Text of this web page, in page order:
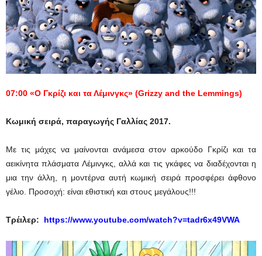
07:00 «O Γκρίζι και τα Λέμινγκς» (Grizzy and the Lemmings)
Κωμική σειρά, παραγωγής Γαλλίας 2017.
Με τις μάχες να μαίνονται ανάμεσα στον αρκούδο Γκρίζι και τα
αεικίνητα πλάσματα Λέμινγκς, αλλά και τις γκάφες να διαδέχονται η
μια την άλλη, η μοντέρνα αυτή κωμική σειρά προσφέρει άφθονο
γέλιο. Προσοχή: είναι εθιστική και στους μεγάλους!!!
Τρέιλερ: https://www.youtube.com/watch?v=tadr6x49VWA